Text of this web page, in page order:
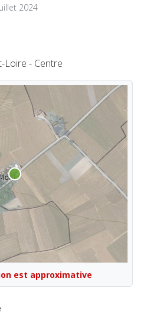
2024
Loire - Centre
est approximative